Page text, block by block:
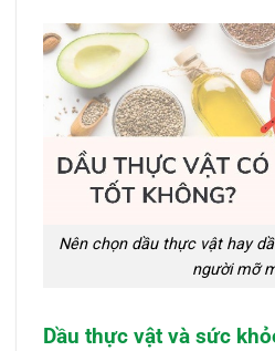
Nên chọn dầu thực vật hay
người mỡ
Dầu thực vật và sức